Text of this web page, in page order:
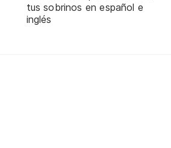
tus sobrinos en español e
inglés